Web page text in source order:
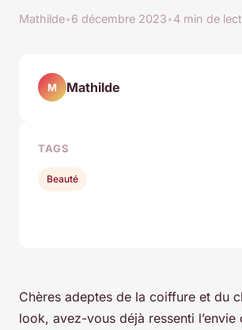
Mathilde•6 décembre 2023•4 min de
Chères adeptes de la coiffure et du
look, avez-vous déjà ressenti l’envie
M Mathilde
TAGS
Beauté